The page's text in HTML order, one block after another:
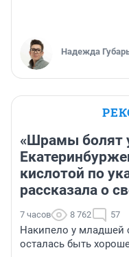
Надежда
«Шрамы болят
кислотой по
рассказала о
7 часов 8 762 57
Накипело у младшей
осталась быть